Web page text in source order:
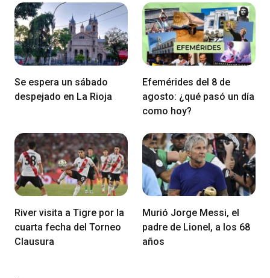
Se espera un sábado
despejado en La Rioja
Efemérides del 8 de
agosto: ¿qué pasó un día
como hoy?
River visita a Tigre por la
cuarta fecha del Torneo
Clausura
Murió Jorge Messi, el
padre de Lionel, a los 68
años